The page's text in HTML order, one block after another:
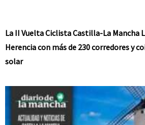
La II Vuelta Ciclista Castilla-La Mancha
Herencia con más de 230 corredores y
solar